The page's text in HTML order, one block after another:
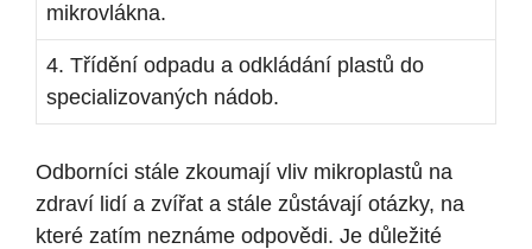
mikrovlákna.
4. Třídění odpadu a odkládání plastů do
specializovaných nádob.
Odborníci stále zkoumají vliv mikroplastů na
zdraví lidí a zvířat a stále zůstávají otázky, na
které zatím neznáme odpovědi. Je důležité